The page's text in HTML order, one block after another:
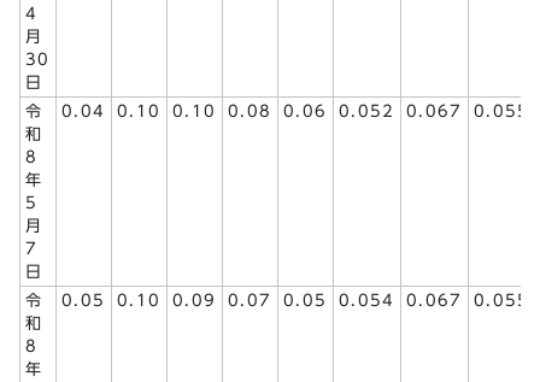
4
月
30
日
令
和
8
年
5
月
7
日
0.04 0.10 0.10 0.08 0.06 0.052 0.067 0.055
令
和
8
年
0.05 0.10 0.09 0.07 0.05 0.054 0.067 0.055